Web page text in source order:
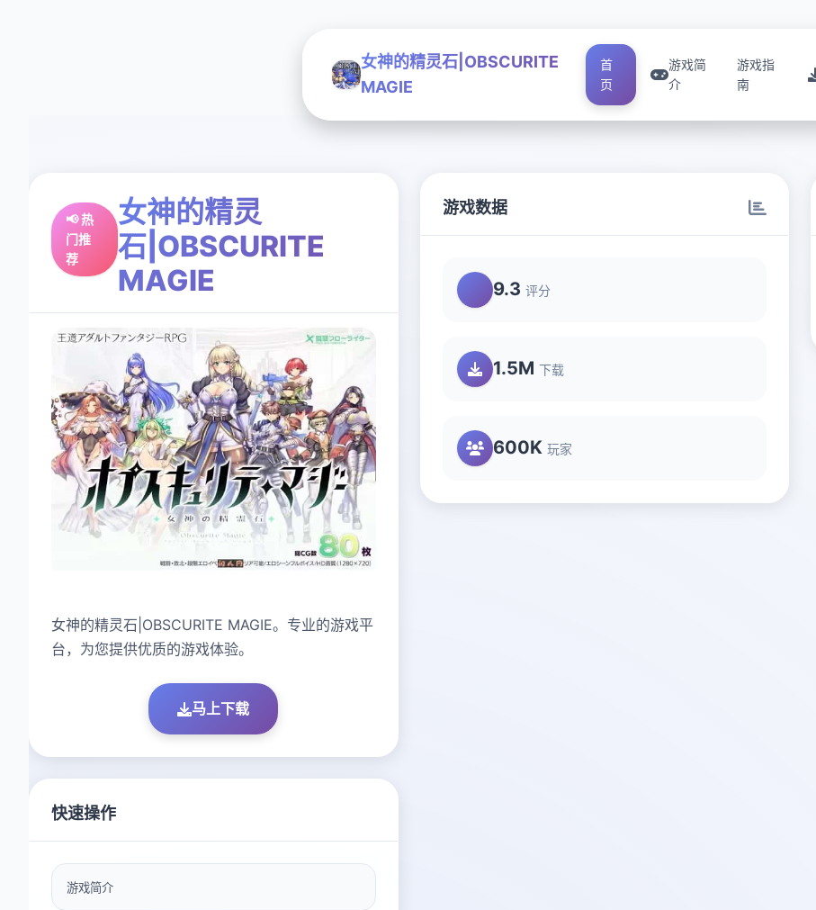
女神的精灵石|OBSCURITE
MAGIE
首
页
游戏简
介
游戏指
南
📢 热
门推
荐
女神的精灵
石|OBSCURITE
MAGIE
女神的精灵石|OBSCURITE MAGIE。专业的游戏平
台，为您提供优质的游戏体验。
马上下载
游戏数据
9.3 评分
1.5M 下载
600K 玩家
快速操作
游戏简介